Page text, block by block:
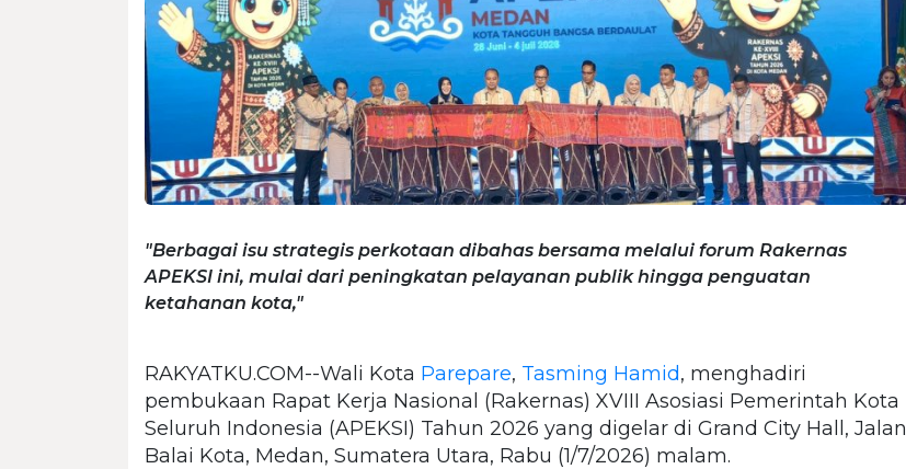
"Berbagai isu strategis perkotaan dibahas bersama melalui forum Rakernas
APEKSI ini, mulai dari peningkatan pelayanan publik hingga penguatan
ketahanan kota,"
RAKYATKU.COM--Wali Kota Parepare, Tasming Hamid, menghadiri
pembukaan Rapat Kerja Nasional (Rakernas) XVIII Asosiasi Pemerintah Kota
Seluruh Indonesia (APEKSI) Tahun 2026 yang digelar di Grand City Hall, Jalan
Balai Kota, Medan, Sumatera Utara, Rabu (1/7/2026) malam.